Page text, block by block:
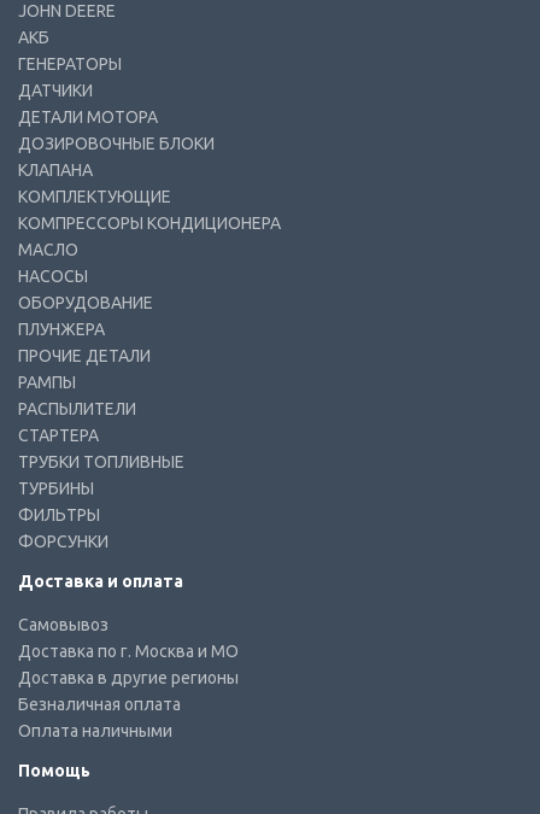
JOHN DEERE
АКБ
ГЕНЕРАТОРЫ
ДАТЧИКИ
ДЕТАЛИ МОТОРА
ДОЗИРОВОЧНЫЕ БЛОКИ
КЛАПАНА
КОМПЛЕКТУЮЩИЕ
КОМПРЕССОРЫ КОНДИЦИОНЕРА
МАСЛО
НАСОСЫ
ОБОРУДОВАНИЕ
ПЛУНЖЕРА
ПРОЧИЕ ДЕТАЛИ
РАМПЫ
РАСПЫЛИТЕЛИ
СТАРТЕРА
ТРУБКИ ТОПЛИВНЫЕ
ТУРБИНЫ
ФИЛЬТРЫ
ФОРСУНКИ
Доставка и оплата
Самовывоз
Доставка по г. Москва и МО
Доставка в другие регионы
Безналичная оплата
Оплата наличными
Помощь